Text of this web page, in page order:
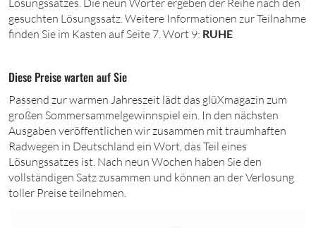
gesuchten Lösungssatz. Weitere Informationen zur Teilnahme
finden Sie im Kasten auf Seite 7. Wort 9: RUHE
Diese Preise warten auf Sie
Passend zur warmen Jahreszeit lädt das glüXmagazin zum
großen Sommersammelgewinnspiel ein. In den nächsten
Ausgaben veröffentlichen wir zusammen mit traumhaften
Radwegen in Deutschland ein Wort, das Teil eines
Lösungssatzes ist. Nach neun Wochen haben Sie den
vollständigen Satz zusammen und können an der Verlosung
toller Preise teilnehmen.